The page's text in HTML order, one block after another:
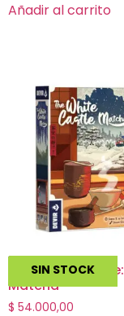
Añadir al carrito
SIN STOCK
The White Castle:
Matcha
$ 54.000,00